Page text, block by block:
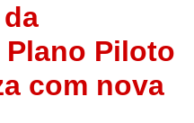
Piloto
com nova